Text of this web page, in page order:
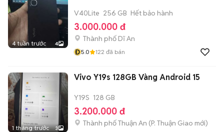
4 tuần trước 4
V40Lite 256 GB Hết bảo hành
3.000.000 đ
Thành phố Dĩ An
Đ5.0 122 đã bán
1 tháng trước 3
Vivo Y19s 128GB Vàng Android 15
Y19S 128 GB
3.200.000 đ
Thành phố Thuận An (P. Thuận Giao mới)